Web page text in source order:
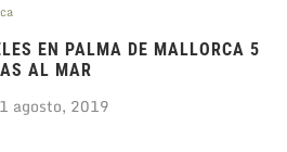
EN PALMA DE MALLORCA 5
AL MAR
agosto, 2019